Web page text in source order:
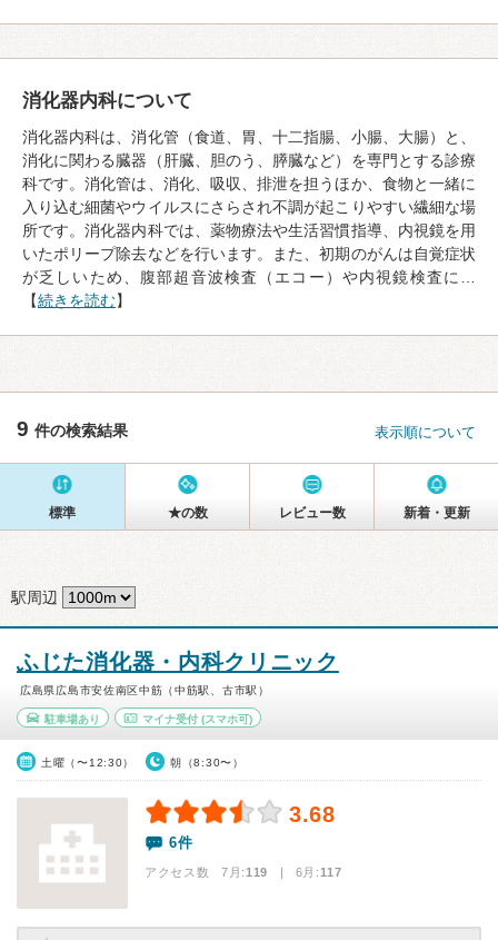
消化器内科について
消化器内科は、消化管（食道、胃、十二指腸、小腸、大腸）と、
消化に関わる臓器（肝臓、胆のう、膵臓など）を専門とする診療
科です。消化管は、消化、吸収、排泄を担うほか、食物と一緒に
入り込む細菌やウイルスにさらされ不調が起こりやすい繊細な場
所です。消化器内科では、薬物療法や生活習慣指導、内視鏡を用
いたポリープ除去などを行います。また、初期のがんは自覚症状
が乏しいため、腹部超音波検査（エコー）や内視鏡検査に…
【続きを読む】
9 件の検索結果 表示順について
標準 ★の数 レビュー数 新着・更新
駅周辺
ふじた消化器・内科クリニック
広島県広島市安佐南区中筋（中筋駅、古市駅）
駐車場あり マイナ受付(スマホ可)
土曜（〜12:30） 朝（8:30〜）
3.68
6件
アクセス数 7月:119 | 6月:117